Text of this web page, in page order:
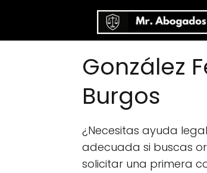
González
Burgos
¿Necesitas ayuda
adecuada si buscas
solicitar una primera